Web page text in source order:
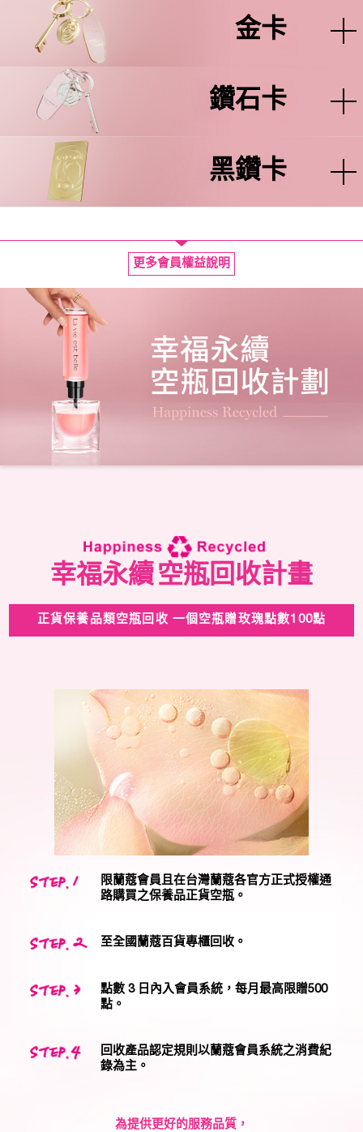
金卡
鑽石卡
黑鑽卡
更多會員權益說明
幸福永續 空瓶回收計畫
正貨保養品類空瓶回收 一個空瓶贈玫瑰點數100點
限蘭蔻會員且在台灣蘭蔻各官方正式授權通
路購買之保養品正貨空瓶。
至全國蘭蔻百貨專櫃回收。
點數 3 日內入會員系統，每月最高限贈500
點。
回收產品認定規則以蘭蔻會員系統之消費紀
錄為主。
為提供更好的服務品質，